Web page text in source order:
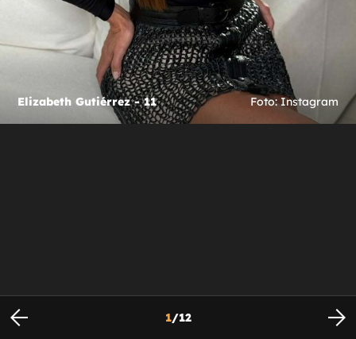
Elizabeth Gutiérrez - 11 Foto: Instagram
1/12